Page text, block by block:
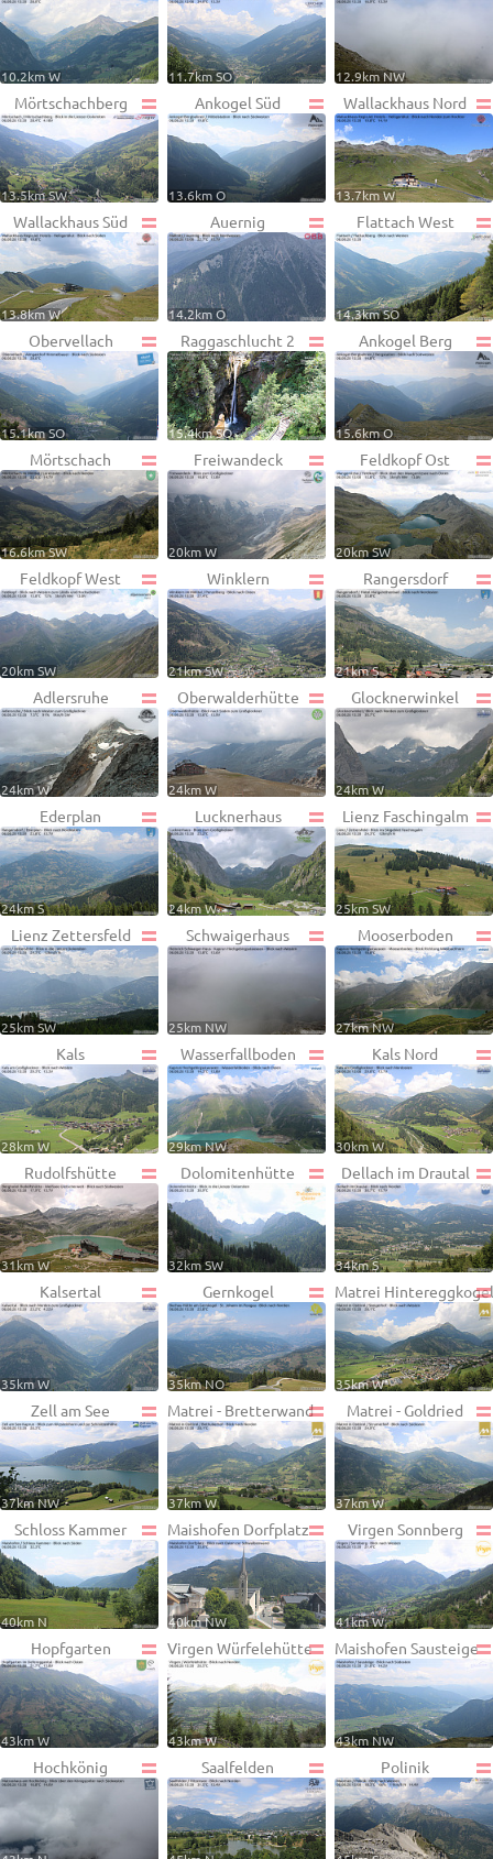
10.2km W 11.7km SO 12.9km NW
Mörtschachberg
13.5km SW
Ankogel Süd
13.6km O
Wallackhaus Nord
13.7km W
Wallackhaus Süd
13.8km W
Auernig
14.2km O
Flattach West
14.3km SO
Obervellach
15.1km SO
Raggaschlucht 2
15.4km SO
Ankogel Berg
15.6km O
Mörtschach
16.6km SW
Freiwandeck
20km W
Feldkopf Ost
20km SW
Feldkopf West
20km SW
Winklern
21km SW
Rangersdorf
21km S
Adlersruhe
24km W
Oberwalderhütte
24km W
Glocknerwinkel
24km W
Ederplan
24km S
Lucknerhaus
24km W
Lienz Faschingalm
25km SW
Lienz Zettersfeld
25km SW
Schwaigerhaus
25km NW
Mooserboden
27km NW
Kals
28km W
Wasserfallboden
29km NW
Kals Nord
30km W
Rudolfshütte
31km W
Dolomitenhütte
32km SW
Dellach im Drautal
34km S
Kalsertal
35km W
Gernkogel
35km NO
Matrei Hintereggkogel
35km W
Zell am See
37km NW
Matrei - Bretterwand
37km W
Matrei - Goldried
37km W
Schloss Kammer
40km N
Maishofen Dorfplatz
40km NW
Virgen Sonnberg
41km W
Hopfgarten
43km W
Virgen Würfelehütte
43km W
Maishofen Sausteige
43km NW
Hochkönig Saalfelden Polinik